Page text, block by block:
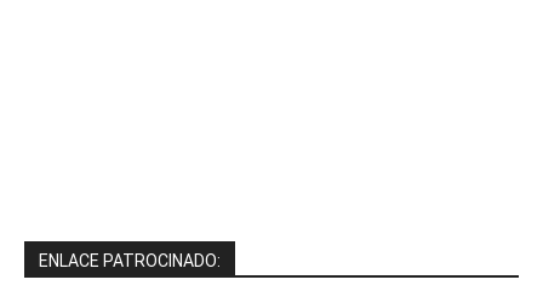
ENLACE PATROCINADO: